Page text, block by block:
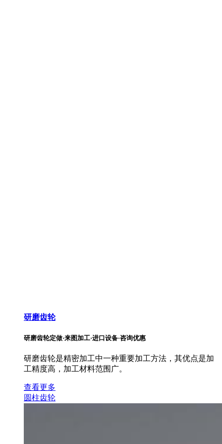
研磨齿轮
研磨齿轮定做·来图加工·进口设备·咨询优惠
研磨齿轮是精密加工中一种重要加工方法，其优点是加
工精度高，加工材料范围广。
查看更多
圆柱齿轮